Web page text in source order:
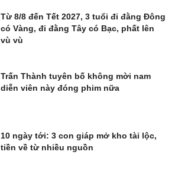
Từ 8/8 đến Tết 2027, 3 tuổi đi đằng Đông
có Vàng, đi đằng Tây có Bạc, phất lên
vù vù
Trấn Thành tuyên bố không mời nam
diễn viên này đóng phim nữa
10 ngày tới: 3 con giáp mở kho tài lộc,
tiền về từ nhiều nguồn